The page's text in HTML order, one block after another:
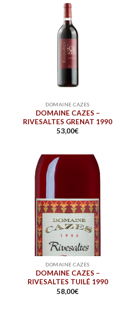
DOMAINE CAZES
DOMAINE CAZES –
RIVESALTES GRENAT 1990
53,00€
DOMAINE CAZES
DOMAINE CAZES –
RIVESALTES TUILÉ 1990
58,00€